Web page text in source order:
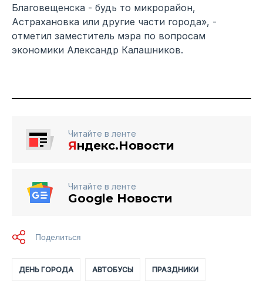
Благовещенска - будь то микрорайон,
Астрахановка или другие части города», -
отметил заместитель мэра по вопросам
экономики Александр Калашников.
Читайте в ленте
Яндекс.Новости
Читайте в ленте
Google Новости
ДЕНЬ ГОРОДА АВТОБУСЫ ПРАЗДНИКИ